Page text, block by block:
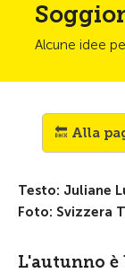
Alcune idee
🔙 Alla
Testo: Juliane
Foto: Svizzera
L'autunno è